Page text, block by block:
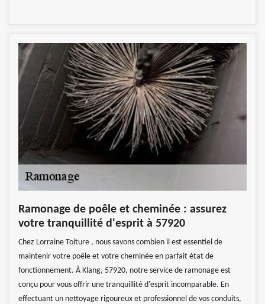
Ramonage de poêle et cheminée : assurez
votre tranquillité d'esprit à 57920
Chez Lorraine Toiture , nous savons combien il est essentiel de
maintenir votre poêle et votre cheminée en parfait état de
fonctionnement. À Klang, 57920, notre service de ramonage est
conçu pour vous offrir une tranquillité d'esprit incomparable. En
effectuant un nettoyage rigoureux et professionnel de vos conduits,